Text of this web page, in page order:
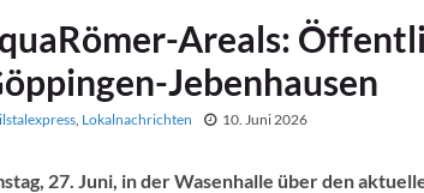
Areals:
Jebenhausen
, Lokalnachrichten 10. Juni 2026
27. Juni, in der Wasenhalle über den